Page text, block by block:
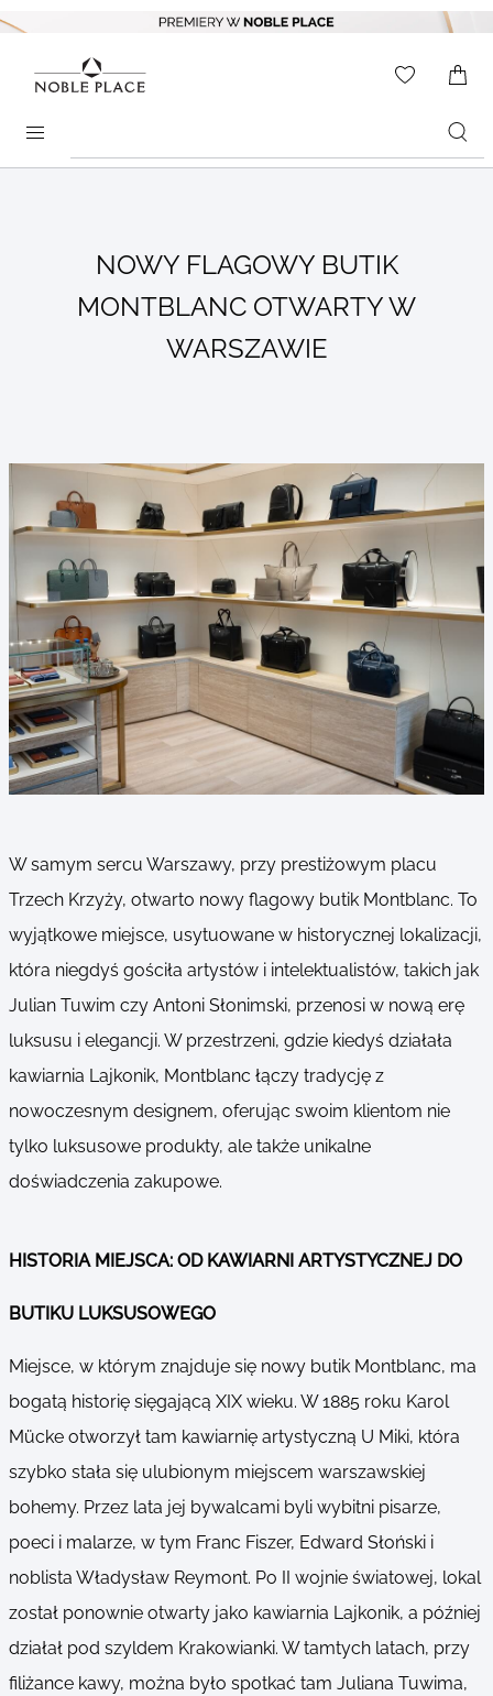
NOWY FLAGOWY BUTIK
MONTBLANC OTWARTY W
WARSZAWIE
W samym sercu Warszawy, przy prestiżowym placu
Trzech Krzyży, otwarto nowy flagowy butik Montblanc. To
wyjątkowe miejsce, usytuowane w historycznej lokalizacji,
która niegdyś gościła artystów i intelektualistów, takich jak
Julian Tuwim czy Antoni Słonimski, przenosi w nową erę
luksusu i elegancji. W przestrzeni, gdzie kiedyś działała
kawiarnia Lajkonik, Montblanc łączy tradycję z
nowoczesnym designem, oferując swoim klientom nie
tylko luksusowe produkty, ale także unikalne
doświadczenia zakupowe.
HISTORIA MIEJSCA: OD KAWIARNI ARTYSTYCZNEJ DO
BUTIKU LUKSUSOWEGO
Miejsce, w którym znajduje się nowy butik Montblanc, ma
bogatą historię sięgającą XIX wieku. W 1885 roku Karol
Mücke otworzył tam kawiarnię artystyczną U Miki, która
szybko stała się ulubionym miejscem warszawskiej
bohemy. Przez lata jej bywalcami byli wybitni pisarze,
poeci i malarze, w tym Franc Fiszer, Edward Słoński i
noblista Władysław Reymont. Po II wojnie światowej, lokal
został ponownie otwarty jako kawiarnia Lajkonik, a później
działał pod szyldem Krakowianki. W tamtych latach, przy
filiżance kawy, można było spotkać tam Juliana Tuwima,